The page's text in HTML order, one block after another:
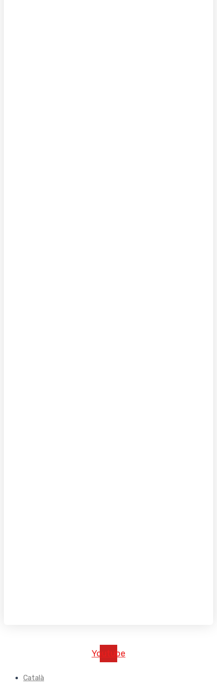
Youtube
Català